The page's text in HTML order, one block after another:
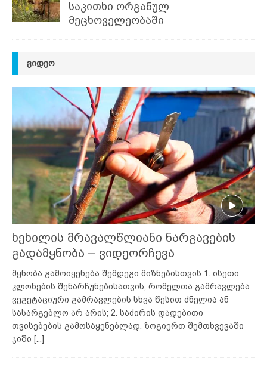
საკითხი ორგანულ
მეცხოველეობაში
ᲕᲘᲓᲔᲝ
ხეხილის მრავალწლიანი ნარგავების
გადამყნობა – ვიდეორჩევა
მყნობა გამოიყენება შემდეგი მიზნებისთვის 1. ისეთი
კლონების შენარჩუნებისათვის, რომელთა გამრავლება
ვეგეტაციური გამრავლების სხვა წესით ძნელია ან
სასარგებლო არ არის; 2. საძირის დადებითი
თვისებების გამოსაყენებლად. ზოგიერთ შემთხვევაში
ჯიში [...]